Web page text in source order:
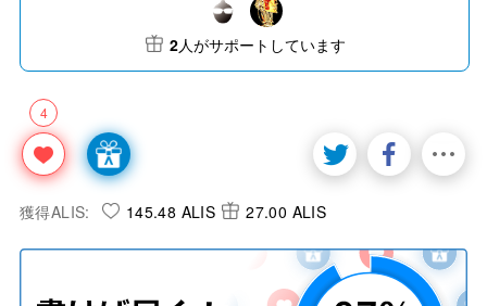
4
2人がサポートしています
獲得ALIS: 145.48 ALIS 27.00 ALIS